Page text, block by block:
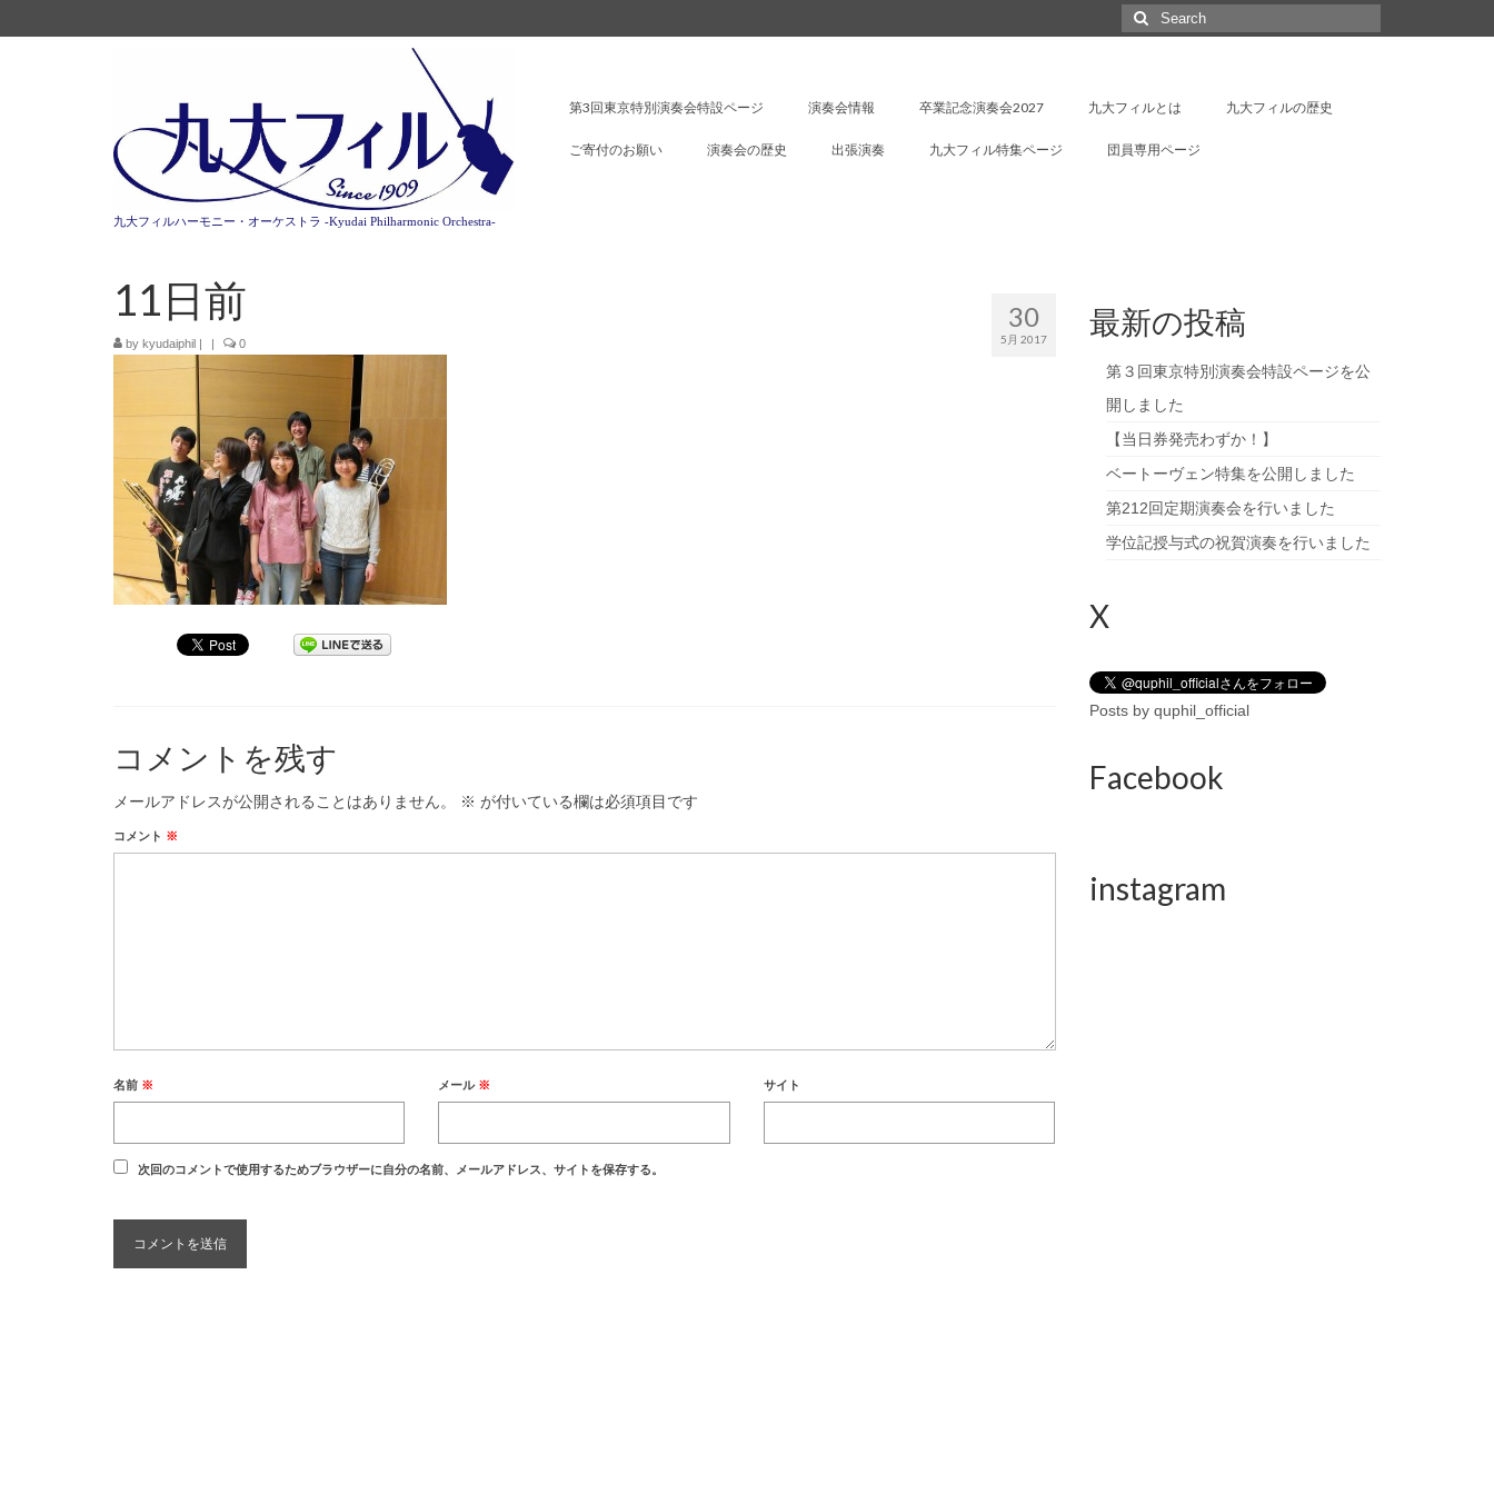
Search
for:
九大フィルハーモニー・オーケストラ -Kyudai Philharmonic Orchestra-
第3回東京特別演奏会特設ページ 演奏会情報 卒業記念演奏会2027 九大フィルとは 九大フィルの歴史
ご寄付のお願い 演奏会の歴史 出張演奏 九大フィル特集ページ 団員専用ページ
30
5月 2017
11日前
by kyudaiphil | | 0
コメントを残す
メールアドレスが公開されることはありません。 ※ が付いている欄は必須項目です
コメント ※
名前 ※ メール ※ サイト
次回のコメントで使用するためブラウザーに自分の名前、メールアドレス、サイトを保存する。
最新の投稿
第３回東京特別演奏会特設ページを公
開しました
【当日券発売わずか！】
ベートーヴェン特集を公開しました
第212回定期演奏会を行いました
学位記授与式の祝賀演奏を行いました
X
Posts by quphil_official
Facebook
instagram